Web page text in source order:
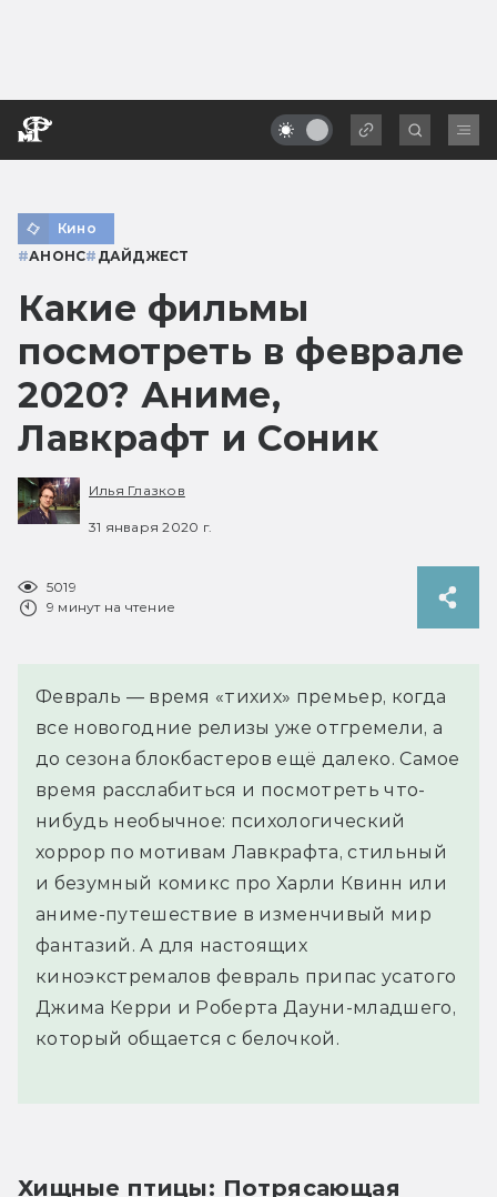
Кино
#АНОНС# ДАЙДЖЕСТ
Какие фильмы
посмотреть в феврале
2020? Аниме,
Лавкрафт и Соник
Илья Глазков
31 января 2020 г.
5019
9 минут на чтение
Февраль — время «тихих» премьер, когда
все новогодние релизы уже отгремели, а
до сезона блокбастеров ещё далеко. Самое
время расслабиться и посмотреть что-
нибудь необычное: психологический
хоррор по мотивам Лавкрафта, стильный
и безумный комикс про Харли Квинн или
аниме-путешествие в изменчивый мир
фантазий. А для настоящих
киноэкстремалов февраль припас усатого
Джима Керри и Роберта Дауни-младшего,
который общается с белочкой.
Хищные птицы: Потрясающая